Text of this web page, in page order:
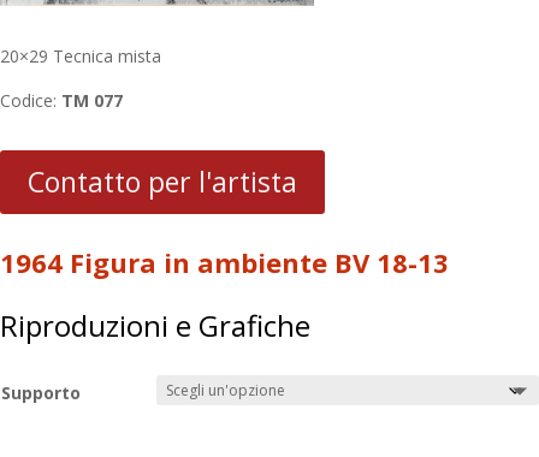
20×29 Tecnica mista
Codice: TM 077
Contatto per l'artista
1964 Figura in ambiente BV 18-13
Riproduzioni e Grafiche
Supporto